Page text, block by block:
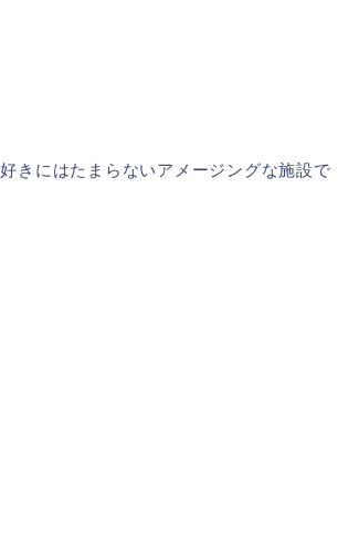
きにはたまらないアメージングな施設で